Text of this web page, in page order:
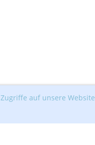
auf unsere Website